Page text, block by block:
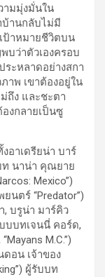
ามมุ่งมั่นใน
บ้านกลับไม่มี
ป้าหมายชีวิตบน
บว่าตัวเองครอบ
ะหลาดอย่างสกา
าพ เขาต้องอยู่ใน
ถึง และชะตา
งกลายเป็นซู
อาเดรียน่า บาร์
บท นาน่า คุณยาย
Mexico”)
นตร์ “Predator”)
, บรูน่า มาร์คิว
บบบทเจนนี่ คอร์ด,
M.C.”)
อน เจ้าของ
ผู้รับบท